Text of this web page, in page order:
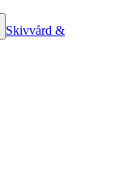
Skivvård &